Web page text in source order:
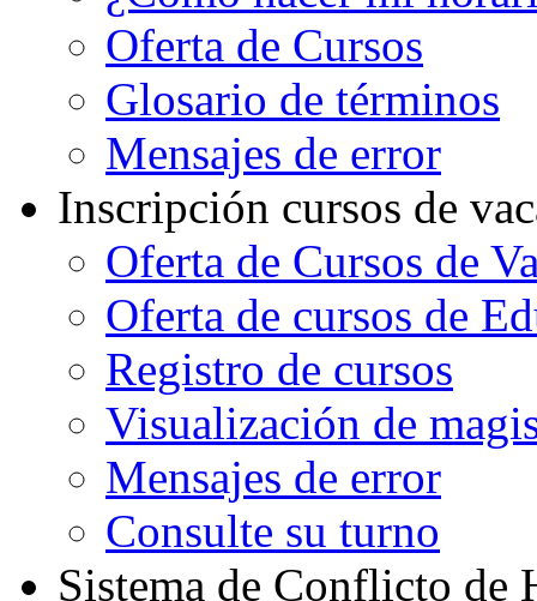
Oferta de Cursos
Glosario de términos
Mensajes de error
Inscripción cursos de
Oferta de Cursos de
Oferta de cursos de
Registro de cursos
Visualización de
Mensajes de error
Consulte su turno
Sistema de Conflicto de